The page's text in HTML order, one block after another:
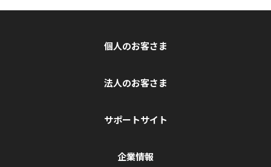
個人のお客さま
法人のお客さま
サポートサイト
企業情報